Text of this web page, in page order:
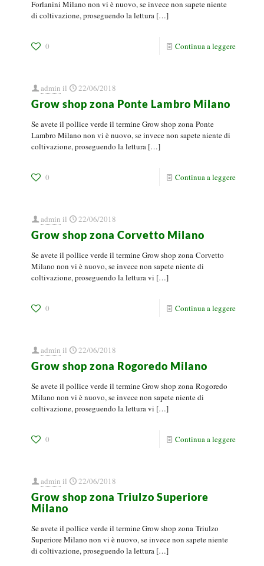
Forlanini Milano non vi è nuovo, se invece non sapete niente
di coltivazione, proseguendo la lettura […]
0 Continua a leggere
admin il 22/06/2018
Grow shop zona Ponte Lambro Milano
Se avete il pollice verde il termine Grow shop zona Ponte
Lambro Milano non vi è nuovo, se invece non sapete niente di
coltivazione, proseguendo la lettura […]
0 Continua a leggere
admin il 22/06/2018
Grow shop zona Corvetto Milano
Se avete il pollice verde il termine Grow shop zona Corvetto
Milano non vi è nuovo, se invece non sapete niente di
coltivazione, proseguendo la lettura vi […]
0 Continua a leggere
admin il 22/06/2018
Grow shop zona Rogoredo Milano
Se avete il pollice verde il termine Grow shop zona Rogoredo
Milano non vi è nuovo, se invece non sapete niente di
coltivazione, proseguendo la lettura vi […]
0 Continua a leggere
admin il 22/06/2018
Grow shop zona Triulzo Superiore
Milano
Se avete il pollice verde il termine Grow shop zona Triulzo
Superiore Milano non vi è nuovo, se invece non sapete niente
di coltivazione, proseguendo la lettura […]